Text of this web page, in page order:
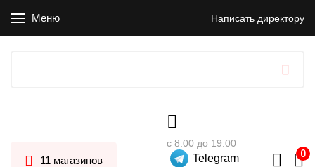
Меню Написать директору
11 магазинов
с 8:00 до 19:00
Telegram